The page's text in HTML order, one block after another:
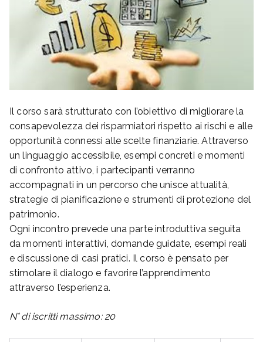
Il corso sarà strutturato con l’obiettivo di migliorare la
consapevolezza dei risparmiatori rispetto ai rischi e alle
opportunità connessi alle scelte finanziarie. Attraverso
un linguaggio accessibile, esempi concreti e momenti
di confronto attivo, i partecipanti verranno
accompagnati in un percorso che unisce attualità,
strategie di pianificazione e strumenti di protezione del
patrimonio.
Ogni incontro prevede una parte introduttiva seguita
da momenti interattivi, domande guidate, esempi reali
e discussione di casi pratici. Il corso è pensato per
stimolare il dialogo e favorire l’apprendimento
attraverso l’esperienza.
N° di iscritti massimo: 20